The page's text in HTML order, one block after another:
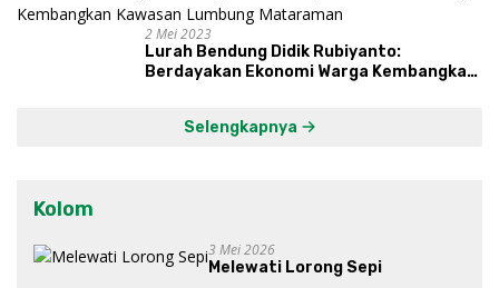
2 Mei 2023
Lurah Bendung Didik Rubiyanto:
Berdayakan Ekonomi Warga Kembangkan
Selengkapnya
Kolom
3 Mei 2026
Melewati Lorong Sepi